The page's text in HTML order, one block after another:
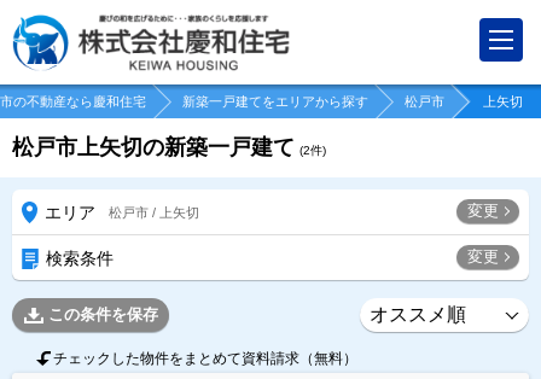
の不動産なら慶和住宅 新築一戸建てをエリアから探す 松戸市 上矢切
松戸市上矢切の新築一戸建て (2件)
エリア 松戸市 / 上矢切 変更
検索条件 変更
この条件を保存
チェックした物件をまとめて資料請求（無料）